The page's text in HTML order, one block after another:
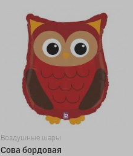
Воздушные шары
Сова бордовая